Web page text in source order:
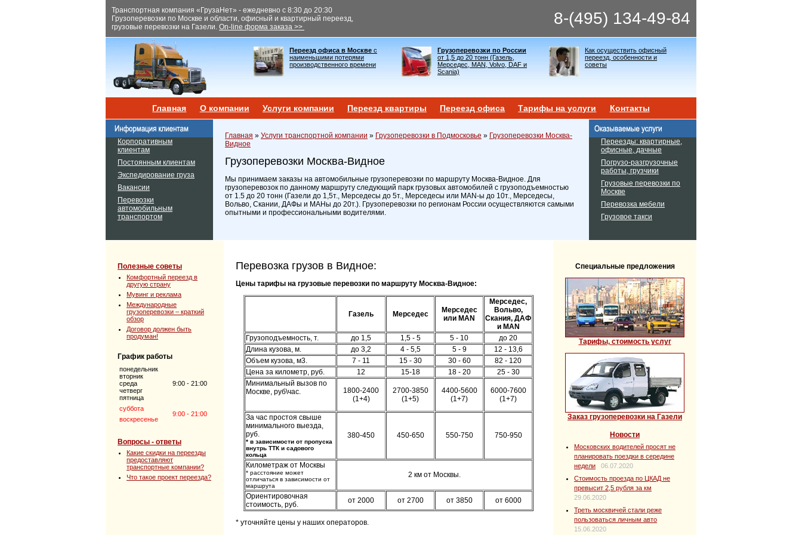
Транспортная компания «ГрузаНет» - ежедневно с 8:30 до 20:30
Грузоперевозки по Москве и области, офисный и квартирный переезд,
грузовые перевозки на Газели. On-line форма заказа >> 8-(495) 134-49-84
Переезд офиса в Москве с
наименьшими потерями
производственного времени
Грузоперевозки по России
от 1,5 до 20 тонн (Газель,
Мерседес, MAN, Volvo, DAF и
Scania)
Как осуществить офисный
переезд, особенности и
советы
Главная О компании Услуги компании Переезд квартиры Переезд офиса Тарифы на услуги Контакты
Корпоративным
клиентам
Постоянным клиентам
Экспедирование груза
Вакансии
Перевозки
автомобильным
транспортом
Главная » Услуги транспортной компании » Грузоперевозки в Подмосковье » Грузоперевозки Москва-
Видное
Грузоперевозки Москва-Видное
Мы принимаем заказы на автомобильные грузоперевозки по маршруту Москва-Видное. Для
грузоперевозок по данному маршруту следующий парк грузовых автомобилей с грузоподъемностью
от 1.5 до 20 тонн (Газели до 1,5т., Мерседесы до 5т., Мерседесы или MAN-ы до 10т., Мерседесы,
Вольво, Скании, ДАФы и МАНы до 20т.). Грузоперевозки по регионам России осуществляются самыми
опытными и профессиональными водителями.
Переезды: квартирные,
офисные, дачные
Погрузо-разгрузочные
работы, грузчики
Грузовые перевозки по
Москве
Перевозка мебели
Грузовое такси
Полезные советы
Комфортный переезд в
другую страну
Мувинг и реклама
Международные
грузоперевозки – краткий
обзор
Договор должен быть
продуман!
График работы
понедельник
вторник
среда
четверг
пятница
9:00 - 21:00
суббота
9:00 - 21:00
воскресенье
Вопросы - ответы
Какие скидки на переезды
предоставляют
транспортные компании?
Что такое проект переезда?
Перевозка грузов в Видное:
Цены тарифы на грузовые перевозки по маршруту Москва-Видное:
Газель Мерседес
Мерседес
или MAN
Мерседес,
Вольво,
Скания, ДАФ
и MAN
Грузоподъемность, т.
до 1,5 1,5 - 5 5 - 10
до 20
Длина кузова, м.
до 3,2 4 - 5,5 5 - 9
12 - 13,6
Объем кузова, м3.
7 - 11 15 - 30 30 - 60
82 - 120
Цена за километр, руб.
12 15-18 18 - 20
25 - 30
Минимальный вызов по
Москве, руб\час.
1800-2400
(1+4)
2700-3850
(1+5)
4400-5600
(1+7)
6000-7600
(1+7)
За час простоя свыше
минимального выезда,
руб.
* в зависимости от пропуска
внутрь ТТК и садового
кольца
380-450 450-650 550-750 750-950
Километраж от Москвы
* расстояние может
отличаться в зависимости от
маршрута
2 км от Москвы.
Ориентировочная
стоимость, руб.
от 2000 от 2700 от 3850 от 6000
* уточняйте цены у наших операторов.
Специальные предложения
Тарифы, стоимость услуг
Заказ грузоперевозки на Газели
Новости
Московских водителей просят не
планировать поездки в середине
недели
06.07.2020
Стоимость проезда по ЦКАД не
превысит 2,5 рубля за км
29.06.2020
Треть москвичей стали реже
пользоваться личным авто
15.06.2020